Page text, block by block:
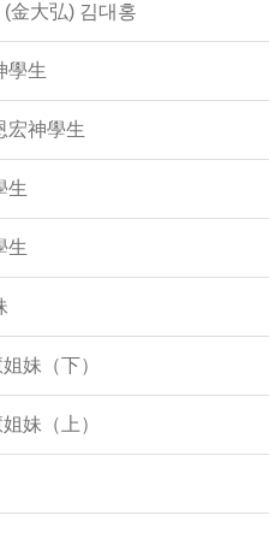
金大弘) 김대홍
學生
宏神學生
生
生
妹（下）
妹（上）